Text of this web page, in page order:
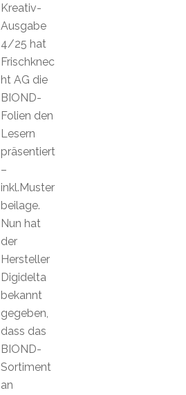
Kreativ-
Ausgabe
4/25 hat
Frischknec
ht AG die
BIOND-
Folien den
Lesern
präsentiert
–
inkl.Muster
beilage.
Nun hat
der
Hersteller
Digidelta
bekannt
gegeben,
dass das
BIOND-
Sortiment
an